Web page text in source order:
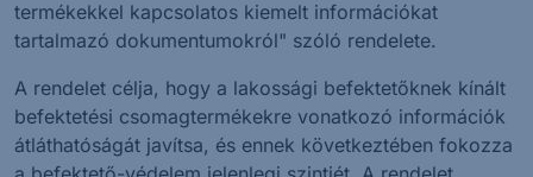
termékekkel kapcsolatos kiemelt információkat
tartalmazó dokumentumokról" szóló rendelete.
A rendelet célja, hogy a lakossági befektetőknek kínált
befektetési csomagtermékekre vonatkozó információk
átláthatóságát javítsa, és ennek következtében fokozza